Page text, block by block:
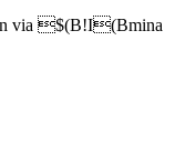
via $(B!I(Bmina